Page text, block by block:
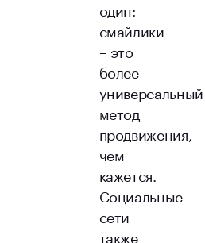
один:
смайлики
– это
более
универсальный
метод
продвижения,
чем
кажется.
Социальные
сети
также